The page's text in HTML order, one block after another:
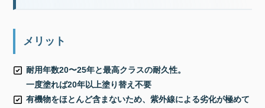
メリット
耐用年数20〜25年と最高クラスの耐久性。
一度塗れば20年以上塗り替え不要
有機物をほとんど含まないため、紫外線による劣化が極めて